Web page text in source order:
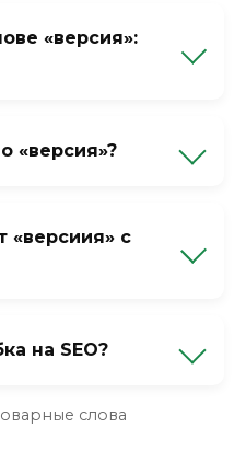
«версия»:
«версия»?
(родительный
числа) — здесь
с
-ия
на SEO?
убивает весь
слова